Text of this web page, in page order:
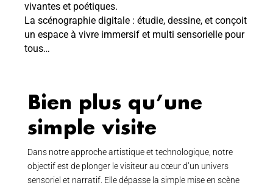
vivantes et poétiques.
La scénographie digitale : étudie, dessine, et conçoit
un espace à vivre immersif et multi sensorielle pour
tous…
Bien plus qu’une
simple visite
Dans notre approche artistique et technologique, notre
objectif est de plonger le visiteur au cœur d’un univers
sensoriel et narratif. Elle dépasse la simple mise en scène